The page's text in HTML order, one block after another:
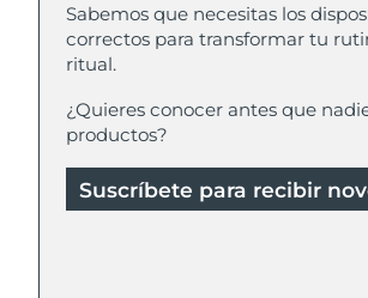
Sabemos que necesitas los
correctos para transformar tu
ritual.
¿Quieres conocer antes que
productos?
Suscríbete para recibir